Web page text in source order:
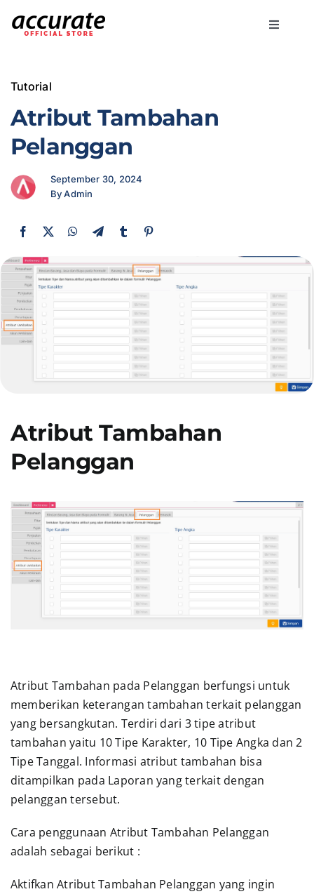
Toggle
Bisnis
Fitur
Harga
Marketing
Presentasi
Daftar
Blog
Tutorial
Atribut Tambahan
Pelanggan
September 30, 2024
By Admin
Atribut Tambahan
Pelanggan
Atribut Tambahan pada Pelanggan berfungsi untuk
memberikan keterangan tambahan terkait pelanggan
yang bersangkutan. Terdiri dari 3 tipe atribut
tambahan yaitu 10 Tipe Karakter, 10 Tipe Angka dan 2
Tipe Tanggal. Informasi atribut tambahan bisa
ditampilkan pada Laporan yang terkait dengan
pelanggan tersebut.
Cara penggunaan Atribut Tambahan Pelanggan
adalah sebagai berikut :
Aktifkan Atribut Tambahan Pelanggan yang ingin